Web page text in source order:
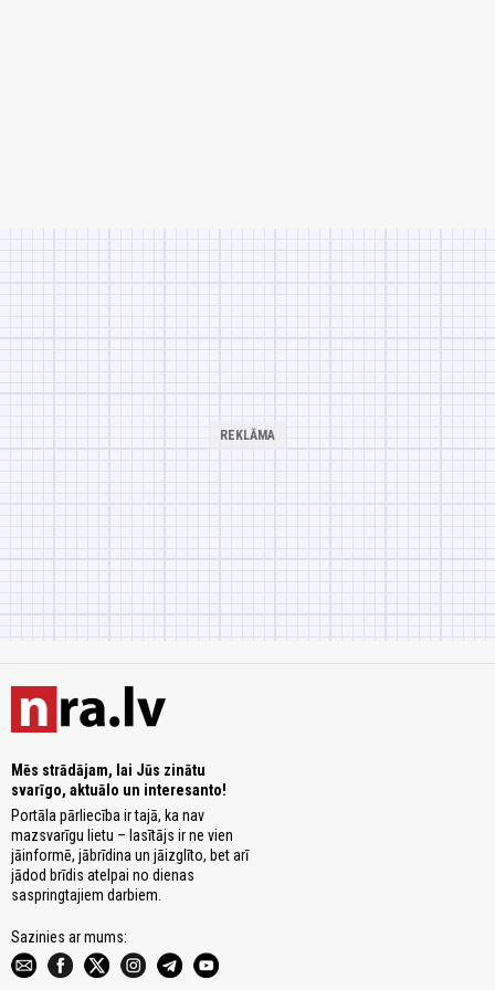
Mēs strādājam, lai Jūs zinātu
svarīgo, aktuālo un interesanto!
Portāla pārliecība ir tajā, ka nav
mazsvarīgu lietu – lasītājs ir ne vien
jāinformē, jābrīdina un jāizglīto, bet arī
jādod brīdis atelpai no dienas
saspringtajiem darbiem.
Sazinies ar mums: